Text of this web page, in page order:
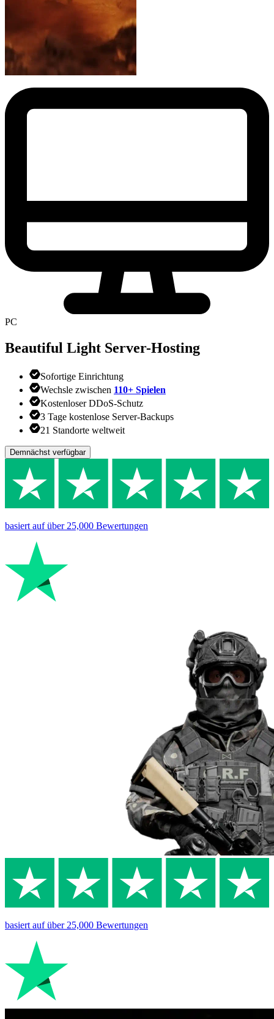
PC
Beautiful Light Server-Hosting
Sofortige Einrichtung
Wechsle zwischen 110+ Spielen
Kostenloser DDoS-Schutz
3 Tage kostenlose Server-Backups
21 Standorte weltweit
Demnächst verfügbar
basiert aufüber 25,000 Bewertungen
basiert aufüber 25,000 Bewertungen